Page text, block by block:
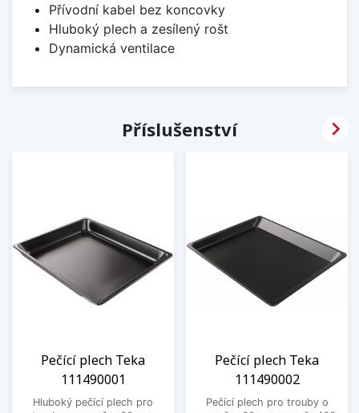
Přívodní kabel bez koncovky
Hluboký plech a zesílený rošt
Dynamická ventilace
Příslušenství
Pečící plech Teka
111490001
Hluboký pečící plech pro
Pečící plech Teka
111490002
Pečící plech pro trouby o
